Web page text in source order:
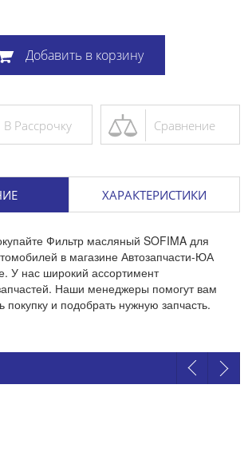
Добавить в корзину
Сравнение
В Рассрочку
ХАРАКТЕРИСТИКИ
Фильтр масляный SOFIMA для
в магазине Автозапчасти-ЮА
У нас широкий ассортимент
Наши менеджеры помогут вам
и подобрать нужную запчасть.